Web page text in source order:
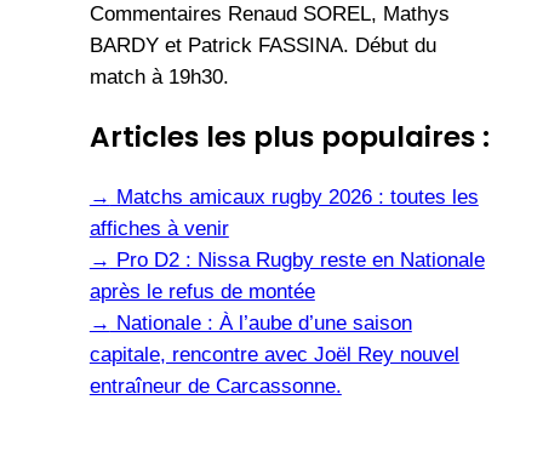
Commentaires Renaud SOREL, Mathys
BARDY et Patrick FASSINA. Début du
match à 19h30.
Articles les plus populaires :
→ Matchs amicaux rugby 2026 : toutes les
affiches à venir
→ Pro D2 : Nissa Rugby reste en Nationale
après le refus de montée
→ Nationale : À l’aube d’une saison
capitale, rencontre avec Joël Rey nouvel
entraîneur de Carcassonne.